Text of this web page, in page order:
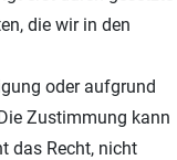
Impressum
Airbrushfarben
die wir in den
oder aufgrund
Zustimmung kann
das Recht, nicht